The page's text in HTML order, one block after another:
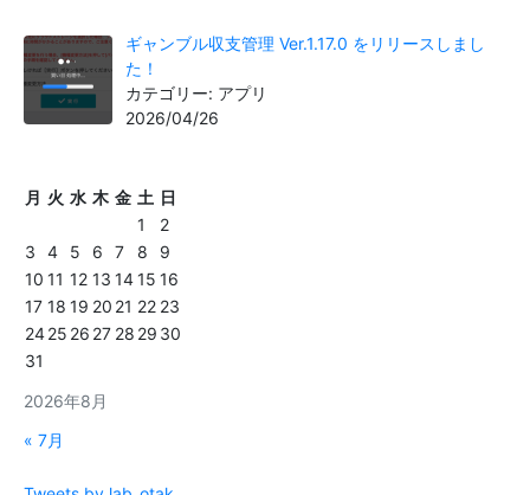
ギャンブル収支管理 Ver.1.17.0 をリリースしまし
た！
カテゴリー: アプリ
2026/04/26
2026年8月
月 火 水 木 金 土 日
1
2
3
4 5 6 7 8
9
10 11 12 13 1415 16
17 18 19 20 21 22 23
2425 26 27 28 29 30
31
« 7月